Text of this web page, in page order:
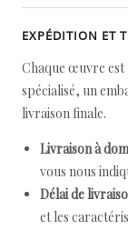
EXPÉDITION ET
Chaque œuvre
spécialisé, un
livraison finale.
Livraison à
vous nous
Délai de
et les